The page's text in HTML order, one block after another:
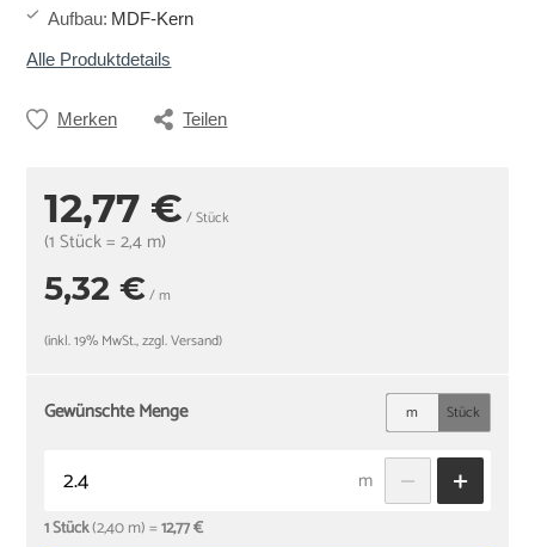
Aufbau: MDF-Kern
Alle Produktdetails
Merken Teilen
12,77 € / Stück
(1 Stück = 2,4 m)
5,32 €/ m
(inkl. 19% MwSt., zzgl. Versand)
Gewünschte Menge m Stück
m
1 Stück(2,40 m) =12,77 €